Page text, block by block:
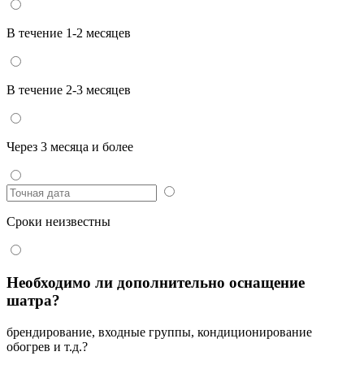
В течение 1-2 месяцев
В течение 2-3 месяцев
Через 3 месяца и более
Сроки неизвестны
Необходимо ли дополнительно оснащение
шатра?
брендирование, входные группы, кондиционирование
обогрев и т.д.?